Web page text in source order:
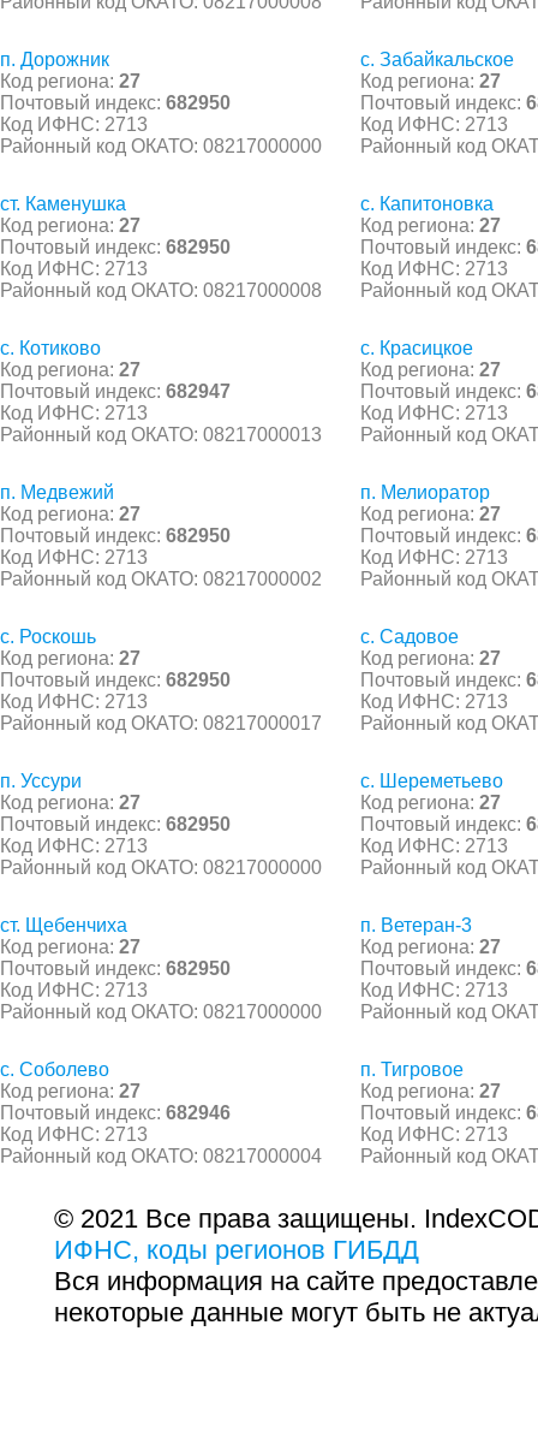
п. Дорожник
Код региона: 27
Почтовый индекс: 682950
Код ИФНС: 2713
Районный код ОКАТО: 08217000000
с. Забайкальское
Код региона: 27
Почтовый индекс:
Код ИФНС: 2713
Районный код
ст. Каменушка
Код региона: 27
Почтовый индекс: 682950
Код ИФНС: 2713
Районный код ОКАТО: 08217000008
с. Капитоновка
Код региона: 27
Почтовый индекс:
Код ИФНС: 2713
Районный код
с. Котиково
Код региона: 27
Почтовый индекс: 682947
Код ИФНС: 2713
Районный код ОКАТО: 08217000013
с. Красицкое
Код региона: 27
Почтовый индекс:
Код ИФНС: 2713
Районный код
п. Медвежий
Код региона: 27
Почтовый индекс: 682950
Код ИФНС: 2713
Районный код ОКАТО: 08217000002
п. Мелиоратор
Код региона: 27
Почтовый индекс:
Код ИФНС: 2713
Районный код
с. Роскошь
Код региона: 27
Почтовый индекс: 682950
Код ИФНС: 2713
Районный код ОКАТО: 08217000017
с. Садовое
Код региона: 27
Почтовый индекс:
Код ИФНС: 2713
Районный код
п. Уссури
Код региона: 27
Почтовый индекс: 682950
Код ИФНС: 2713
Районный код ОКАТО: 08217000000
с. Шереметьево
Код региона: 27
Почтовый индекс:
Код ИФНС: 2713
Районный код
ст. Щебенчиха
Код региона: 27
Почтовый индекс: 682950
Код ИФНС: 2713
Районный код ОКАТО: 08217000000
п. Ветеран-3
Код региона: 27
Почтовый индекс:
Код ИФНС: 2713
Районный код
с. Соболево
Код региона: 27
Почтовый индекс: 682946
Код ИФНС: 2713
Районный код ОКАТО: 08217000004
п. Тигровое
Код региона: 27
Почтовый индекс:
Код ИФНС: 2713
Районный код
© 2021 Все права защищены.
ИФНС, коды регионов ГИБДД
Вся информация на сайте
некоторые данные могут быть не